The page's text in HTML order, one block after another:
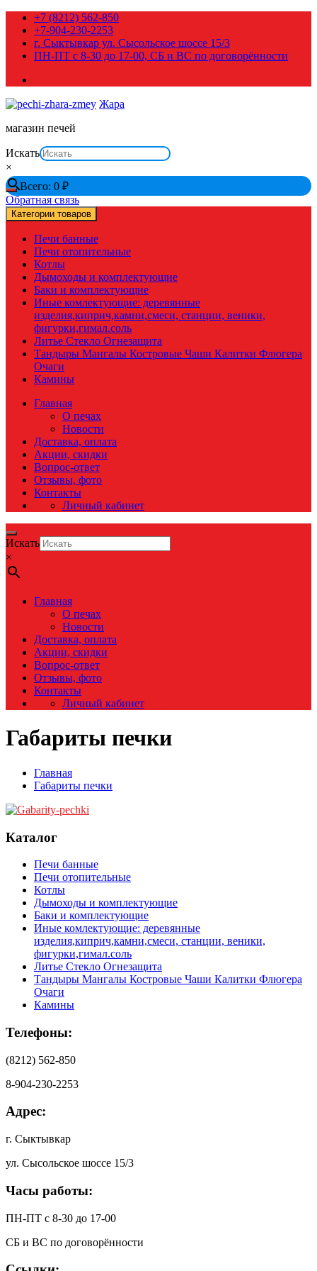
Перейти
содержимому
+7 (8212) 562-850
+7-904-230-2253
г. Сыктывкар ул. Сысольское шоссе 15/3
ПН-ПТ с 8-30 до 17-00, СБ и ВС по договорённости
Жара
магазин печей
Искать
×
Всего: 0 ₽
Обратная связь
Категории товаров
Печи банные
Печи отопительные
Котлы
Дымоходы и комплектующие
Баки и комплектующие
Иные комлектующие: деревянные
изделия,киприч,камни,смеси, станции, веники,
фигурки,гимал.соль
Литье Стекло Огнезащита
Тандыры Мангалы Костровые Чаши Калитки Флюгера
Очаги
Камины
Главная
О печах
Новости
Доставка, оплата
Акции, скидки
Вопрос-ответ
Отзывы, фото
Контакты
Личный кабинет
Искать
×
Главная
О печах
Новости
Доставка, оплата
Акции, скидки
Вопрос-ответ
Отзывы, фото
Контакты
Личный кабинет
Габариты печки
Главная
Габариты печки
Каталог
Печи банные
Печи отопительные
Котлы
Дымоходы и комплектующие
Баки и комплектующие
Иные комлектующие: деревянные
изделия,киприч,камни,смеси, станции, веники,
фигурки,гимал.соль
Литье Стекло Огнезащита
Тандыры Мангалы Костровые Чаши Калитки Флюгера
Очаги
Камины
Телефоны:
(8212) 562-850
8-904-230-2253
Адрес:
г. Сыктывкар
ул. Сысольское шоссе 15/3
Часы работы:
ПН-ПТ с 8-30 до 17-00
СБ и ВС по договорённости